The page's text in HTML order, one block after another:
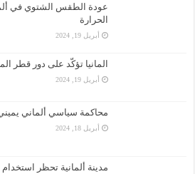
عودة الطقس الشتوي في
الحرارة
أبريل 19, 2024
المانيا تؤكّد على دور قطر
أبريل 19, 2024
محاكمة سياسي ألماني
أبريل 18, 2024
مدينة ألمانية تحظر